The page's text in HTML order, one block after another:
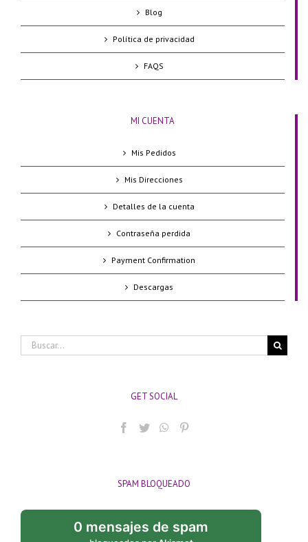
Blog
Política de privacidad
FAQS
MI CUENTA
Mis Pedidos
Mis Direcciones
Detalles de la cuenta
Contraseña perdida
Payment Confirmation
Descargas
Buscar:
GET SOCIAL
SPAM BLOQUEADO
0 mensajes de spam